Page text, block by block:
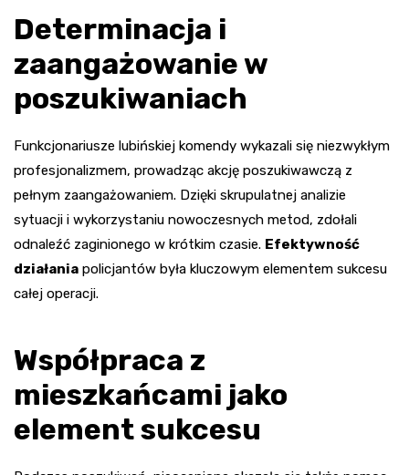
Determinacja i
zaangażowanie w
poszukiwaniach
Funkcjonariusze lubińskiej komendy wykazali się niezwykłym
profesjonalizmem, prowadząc akcję poszukiwawczą z
pełnym zaangażowaniem. Dzięki skrupulatnej analizie
sytuacji i wykorzystaniu nowoczesnych metod, zdołali
odnaleźć zaginionego w krótkim czasie. Efektywność
działania policjantów była kluczowym elementem sukcesu
całej operacji.
Współpraca z
mieszkańcami jako
element sukcesu